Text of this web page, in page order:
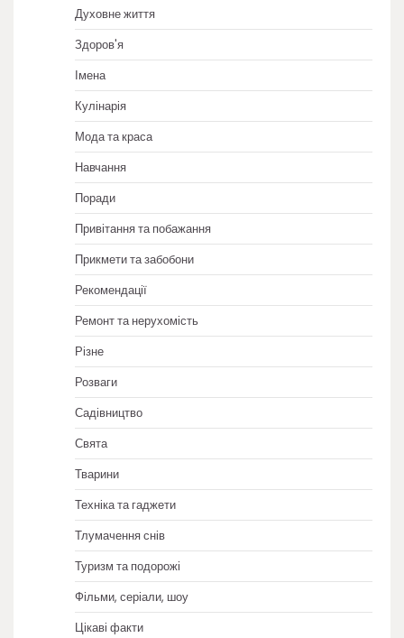
Духовне життя
Здоров'я
Імена
Кулінарія
Мода та краса
Навчання
Поради
Привітання та побажання
Прикмети та забобони
Рекомендації
Ремонт та нерухомість
Різне
Розваги
Садівництво
Свята
Тварини
Техніка та гаджети
Тлумачення снів
Туризм та подорожі
Фільми, серіали, шоу
Цікаві факти